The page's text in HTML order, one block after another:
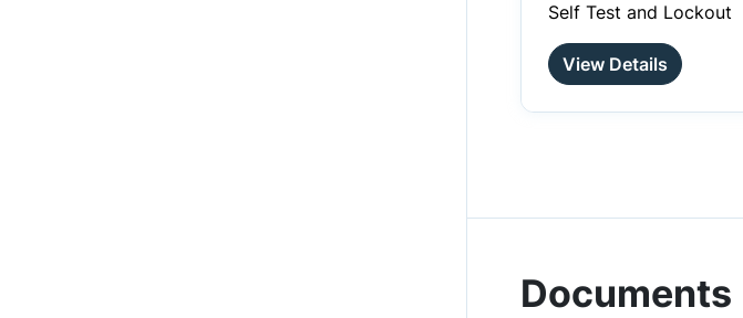
charge (Qg) enables
further reductions in
both conduction and
conversion to handle
the enormous power
Self Test and Lockout
View Details
Documents